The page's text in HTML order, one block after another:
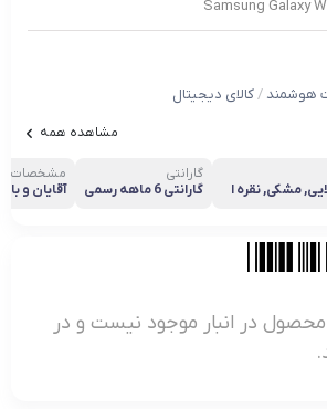
Samsung Galaxy
هوشمند /کالای دیجیتال
مشاهده همه
مشکی, نقره ا
گارانتی
گارانتی 6 ماهه رسمی
مشخصات
آقایان و
در انبار موجود نیست و در